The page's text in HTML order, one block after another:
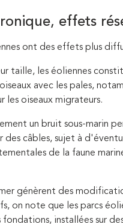
effets
ont des effets plus
taille, les éoliennes
avec les pales,
les oiseaux migrateurs.
un bruit sous-marin
des câbles, sujet à
de la faune
mer génèrent des
on note que les parcs
installées sur